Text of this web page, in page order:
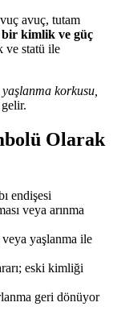
avuç, tutam
bir kimlik ve güç
ve statü ile
korkusu,
gelir.
Olarak
endişesi
veya arınma
yaşlanma ile
eski kimliği
geri dönüyor